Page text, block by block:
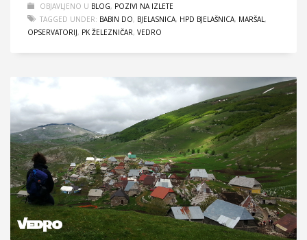
OBJAVLJENO U BLOG, POZIVI NA IZLETE
TAGGED UNDER: BABIN DO, BJELASNICA, HPD BJELAŠNICA, MARŠAL,
OPSERVATORIJ, PK ŽELEZNIČAR, VEDRO